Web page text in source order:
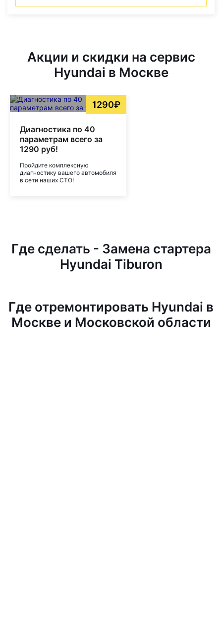
Акции и скидки на сервис
Hyundai в Москве
1290₽
Диагностика по 40
параметрам всего за
1290 руб!
Пройдите комплексную
диагностику вашего автомобиля
в сети наших СТО!
Где сделать - Замена стартера
Hyundai Tiburon
Где отремонтировать Hyundai в
Москве и Московской области